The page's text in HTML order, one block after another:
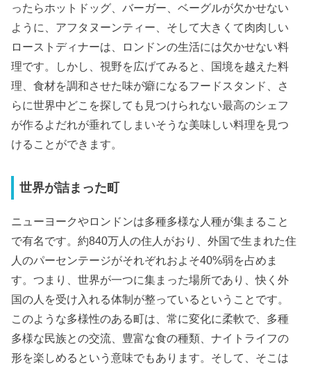
ったらホットドッグ、バーガー、ベーグルが欠かせない
ように、アフタヌーンティー、そして大きくて肉肉しい
ローストディナーは、ロンドンの生活には欠かせない料
理です。しかし、視野を広げてみると、国境を越えた料
理、食材を調和させた味が癖になるフードスタンド、さ
らに世界中どこを探しても見つけられない最高のシェフ
が作るよだれが垂れてしまいそうな美味しい料理を見つ
けることができます。
世界が詰まった町
ニューヨークやロンドンは多種多様な人種が集まること
で有名です。約840万人の住人がおり、外国で生まれた住
人のパーセンテージがそれぞれおよそ40%弱を占めま
す。つまり、世界が一つに集まった場所であり、快く外
国の人を受け入れる体制が整っているということです。
このような多様性のある町は、常に変化に柔軟で、多種
多様な民族との交流、豊富な食の種類、ナイトライフの
形を楽しめるという意味でもあります。そして、そこは